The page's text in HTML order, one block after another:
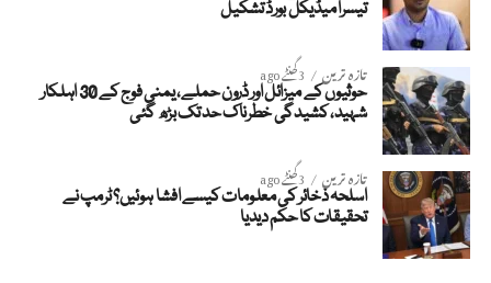
تیسرا میڈیکل بورڈ تشکیل
تازہ ترین 3 گھنٹے ago
حوثیوں کے میزائل اور ڈرون حملے، یمنی فوج کے 30 اہلکار
شہید، کشیدگی خطرناک حد تک بڑھ گئی
تازہ ترین 3 گھنٹے ago
اسلحہ ذخائر کی معلومات کیسے افشا ہوئیں؟ ٹرمپ نے
تحقیقات کا حکم دیدیا